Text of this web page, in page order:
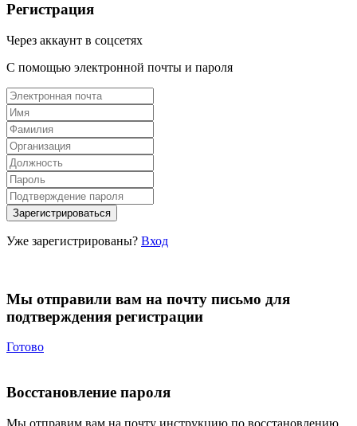
Регистрация
Через аккаунт в соцсетях
С помощью электронной почты и пароля
Уже зарегистрированы? Вход
Мы отправили вам на почту письмо для
подтверждения регистрации
Готово
Восстановление пароля
Мы отправим вам на почту инструкцию по восстановлению